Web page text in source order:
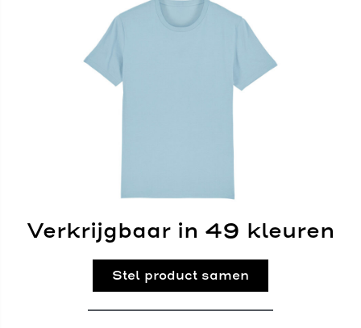
Verkrijgbaar in 49 kleuren
Stel product samen